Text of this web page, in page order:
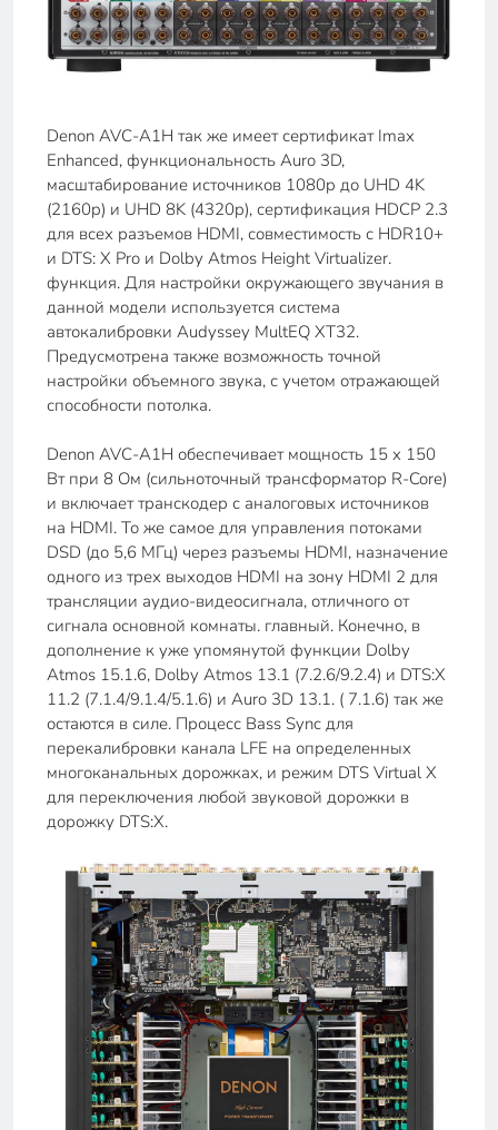
Denon AVC-A1H так же имеет сертификат Imax
Enhanced, функциональность Auro 3D,
масштабирование источников 1080p до UHD 4K
(2160p) и UHD 8K (4320p), сертификация HDCP 2.3
для всех разъемов HDMI, совместимость с HDR10+
и DTS: X Pro и Dolby Atmos Height Virtualizer.
функция. Для настройки окружающего звучания в
данной модели используется система
автокалибровки Audyssey MultEQ XT32.
Предусмотрена также возможность точной
настройки объемного звука, с учетом отражающей
способности потолка.
Denon AVC-A1H обеспечивает мощность 15 x 150
Вт при 8 Ом (сильноточный трансформатор R-Core)
и включает транскодер с аналоговых источников
на HDMI. То же самое для управления потоками
DSD (до 5,6 МГц) через разъемы HDMI, назначение
одного из трех выходов HDMI на зону HDMI 2 для
трансляции аудио-видеосигнала, отличного от
сигнала основной комнаты. главный. Конечно, в
дополнение к уже упомянутой функции Dolby
Atmos 15.1.6, Dolby Atmos 13.1 (7.2.6/9.2.4) и DTS:X
11.2 (7.1.4/9.1.4/5.1.6) и Auro 3D 13.1. ( 7.1.6) так же
остаются в силе. Процесс Bass Sync для
перекалибровки канала LFE на определенных
многоканальных дорожках, и режим DTS Virtual X
для переключения любой звуковой дорожки в
дорожку DTS:X.